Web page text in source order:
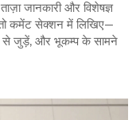
जानकारी और विशेषज्ञ
कमेंट सेक्शन में लिखिए—
से जुड़ें, और भूकम्प के सामने